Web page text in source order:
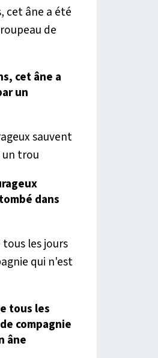
cet âne a
un
dans
tous les
compagnie
âne